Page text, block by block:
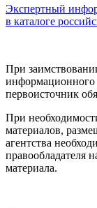
Экспертный
в каталоге
При
информационного
первоисточник
При
материалов,
агентства
правообладателя
материала.